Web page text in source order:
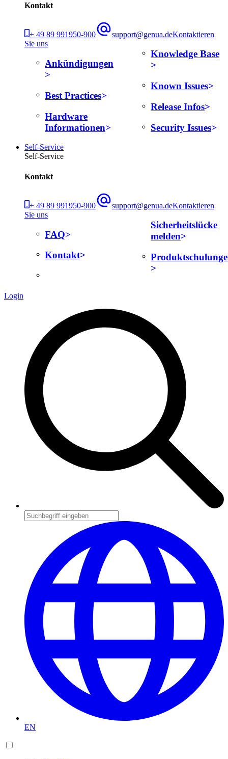
Kontakt
+ 49 89 991950-900 support@genua.deKontaktieren
Sie uns
Ankündigungen
Best Practices
Hardware
Informationen
Knowledge Base
Known Issues
Release Infos
Security Issues
Self-Service
Self-Service
Kontakt
+ 49 89 991950-900 support@genua.deKontaktieren
Sie uns
FAQ
Kontakt
Sicherheitslücke
melden
Login
EN